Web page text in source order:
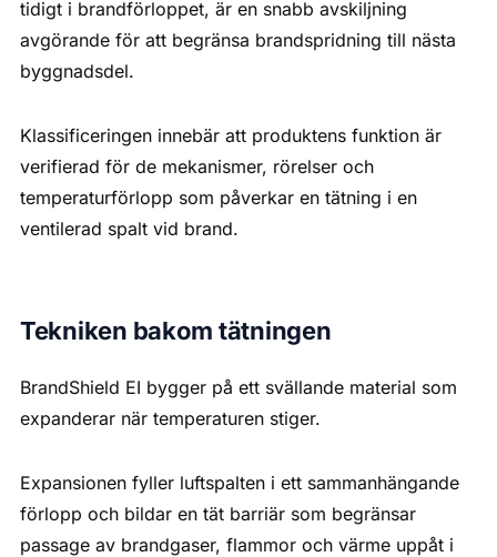
tidigt i brandförloppet, är en snabb avskiljning
avgörande för att begränsa brandspridning till nästa
byggnadsdel.
Klassificeringen innebär att produktens funktion är
verifierad för de mekanismer, rörelser och
temperaturförlopp som påverkar en tätning i en
ventilerad spalt vid brand.
Tekniken bakom tätningen
BrandShield EI bygger på ett svällande material som
expanderar när temperaturen stiger.
Expansionen fyller luftspalten i ett sammanhängande
förlopp och bildar en tät barriär som begränsar
passage av brandgaser, flammor och värme uppåt i